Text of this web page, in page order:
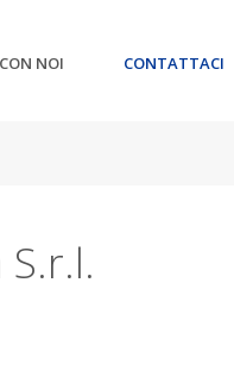
NOI CONTATTACI